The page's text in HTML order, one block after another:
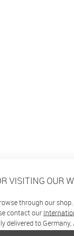
VISITING OUR
through our
contact our
delivered to